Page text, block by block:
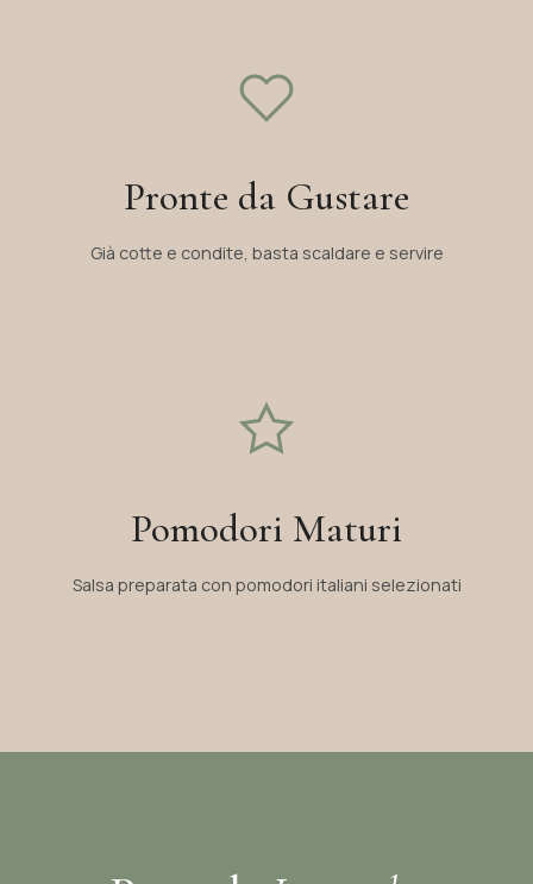
Pronte da Gustare
Già cotte e condite, basta scaldare e servire
Pomodori Maturi
Salsa preparata con pomodori italiani selezionati